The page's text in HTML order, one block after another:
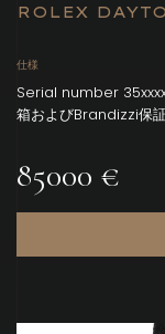
ROLEX
仕様
Serial number
箱およびBrandizzi保
85000 €